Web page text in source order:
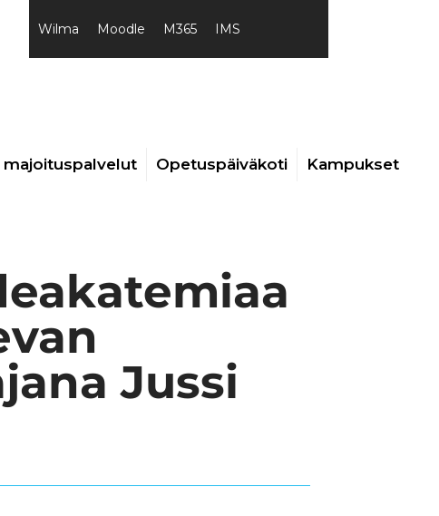
Wilma Moodle M365 IMS
majoituspalvelut Opetuspäiväkoti
Kampukset
Jussi